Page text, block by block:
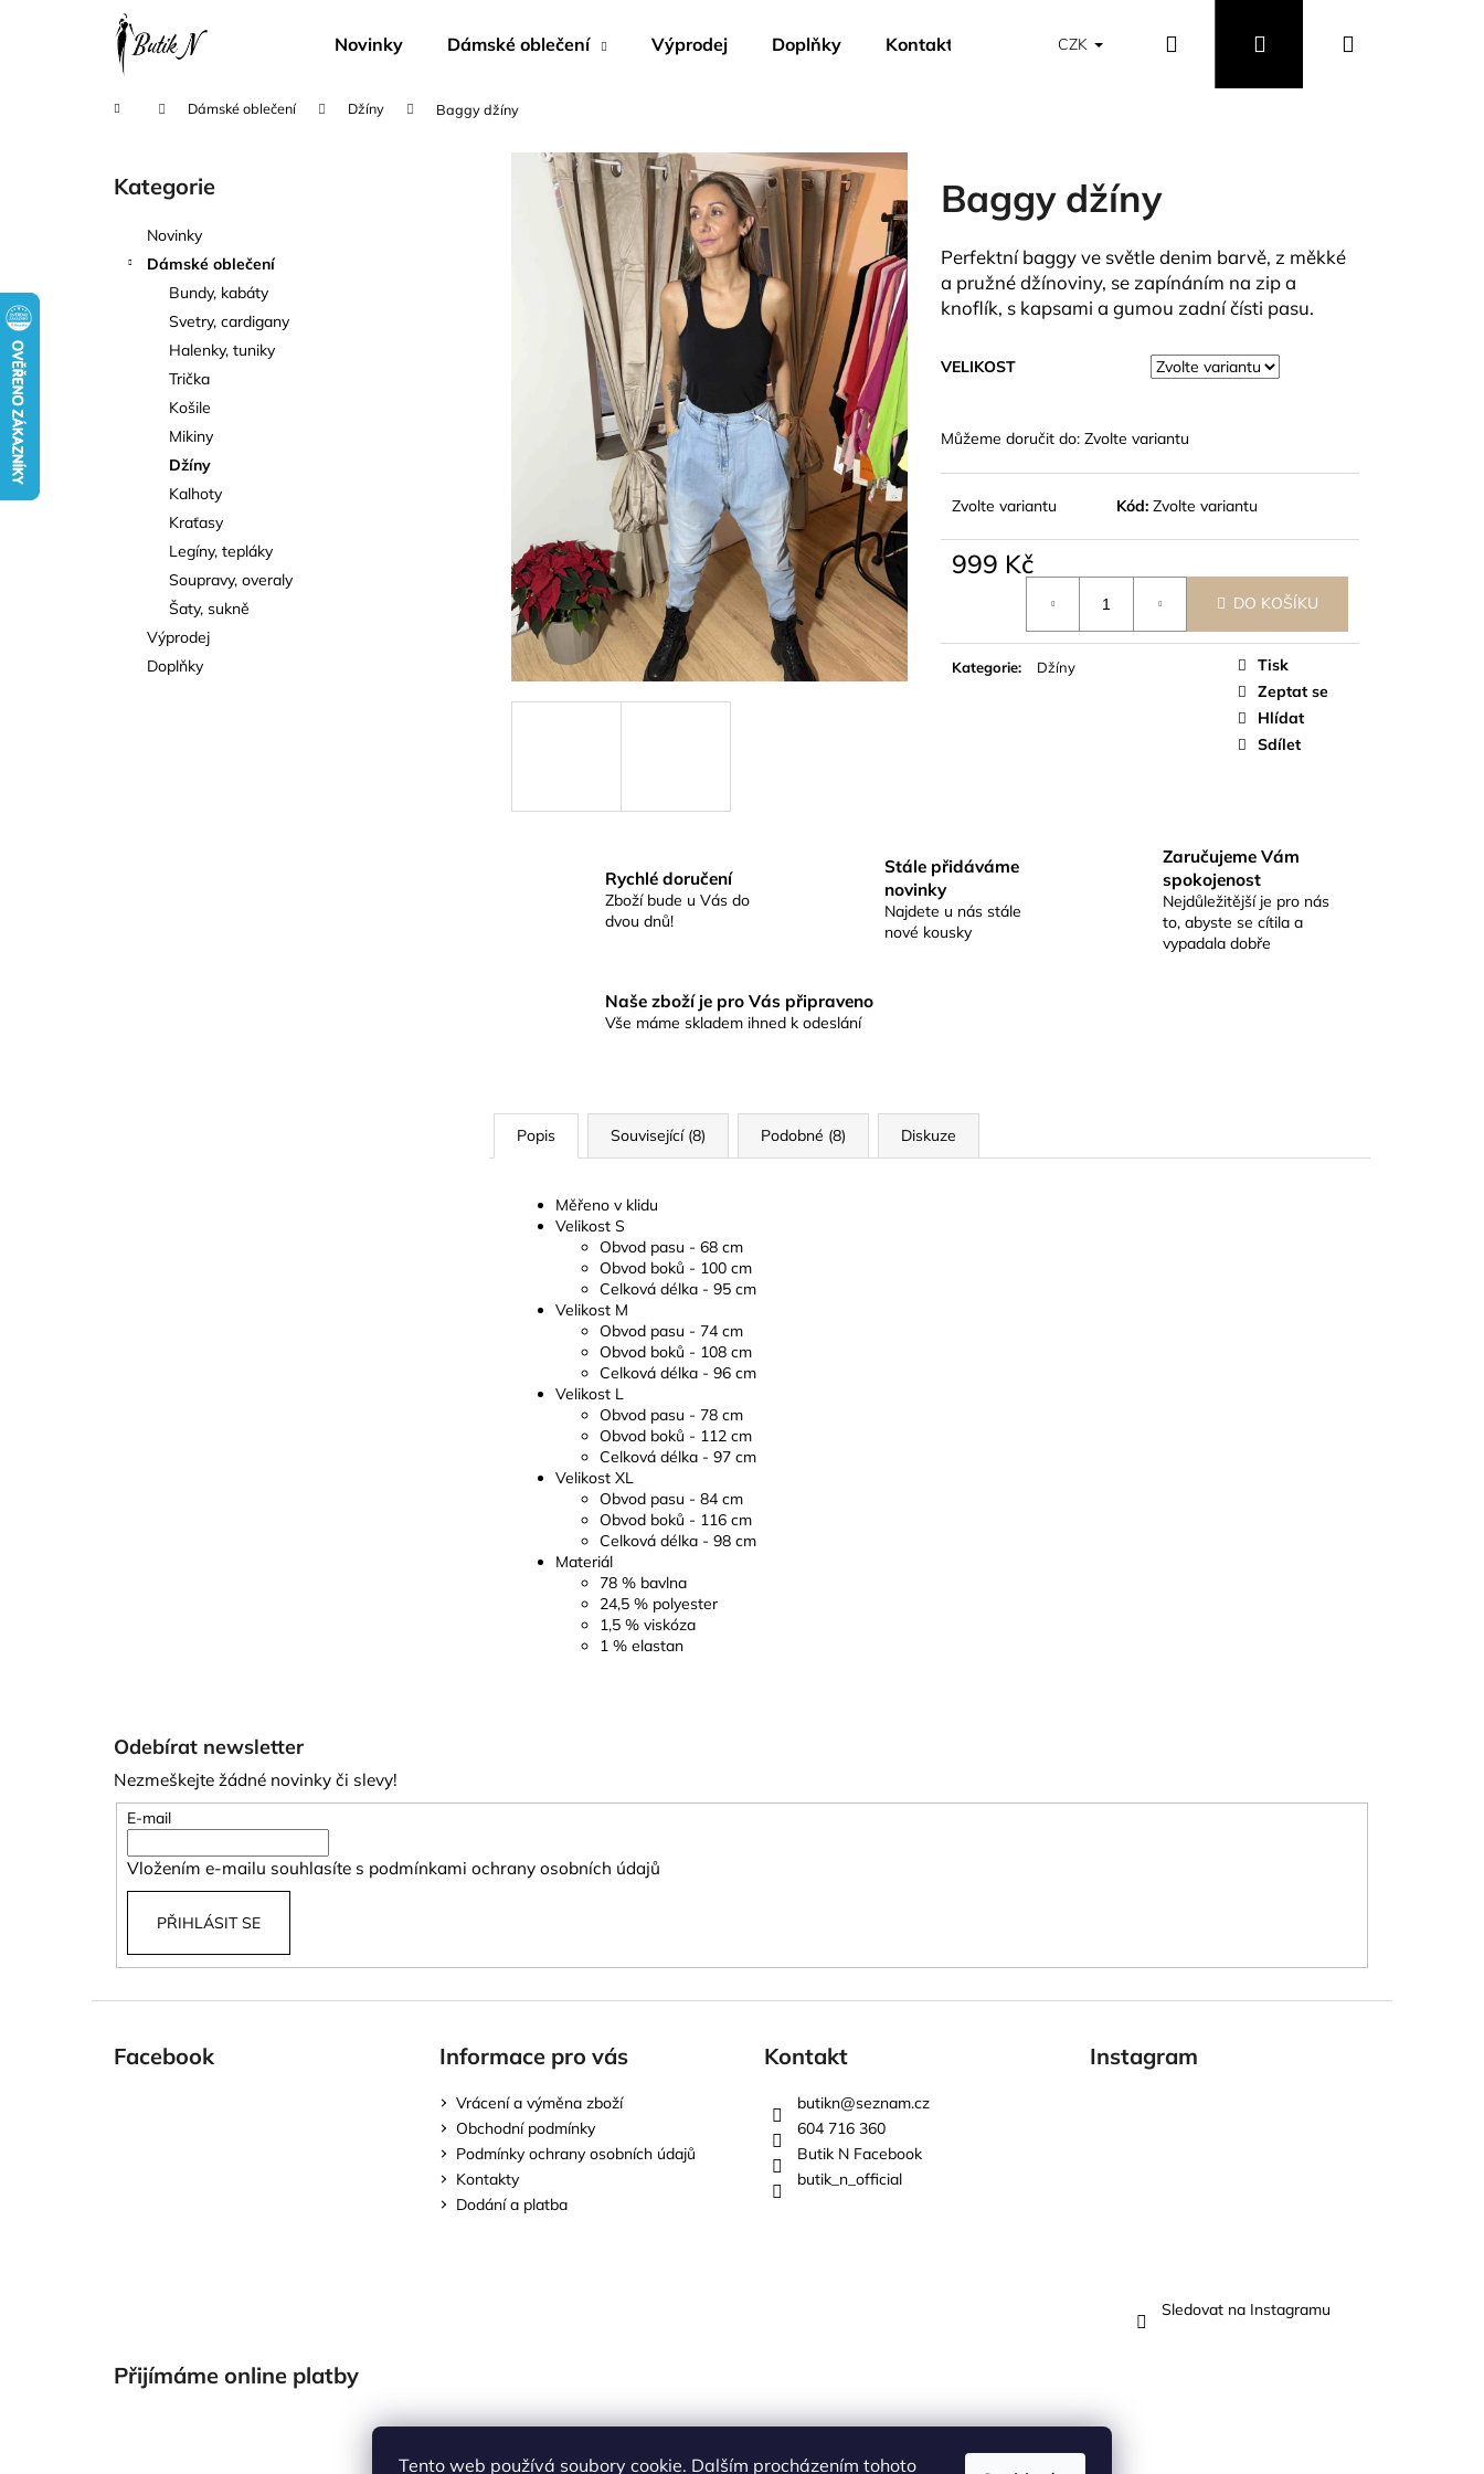
Tento web používá soubory cookie. Dalším procházením tohoto
Novinky Dámské oblečení Výprodej Doplňky Kontakty Obchodní podmínky Vrácení a výměna zboží
CZK Hledat PřihlášeníNákupní
Domů Dámské oblečení Džíny Baggy džíny
Přeskočit
kategorie
Kategorie
Novinky
Dámské oblečení
Bundy, kabáty
Svetry, cardigany
Halenky, tuniky
Trička
Košile
Mikiny
Džíny
Kalhoty
Kraťasy
Legíny, tepláky
Soupravy, overaly
Šaty, sukně
Výprodej
Doplňky
Baggy džíny
Perfektní baggy ve světle denim barvě, z měkké
a pružné džínoviny, se zapínáním na zip a
knoflík, s kapsami a gumou zadní čísti pasu.
VELIKOST
Můžeme doručit do: Zvolte variantu
Zvolte variantu Kód: Zvolte variantu
999 Kč
DO KOŠÍKU
Kategorie: Džíny
Tisk
Zeptat se
Hlídat
Sdílet
Rychlé doručení
Zboží bude u Vás do
dvou dnů!
Stále přidáváme
novinky
Najdete u nás stále
nové kousky
Zaručujeme Vám
spokojenost
Nejdůležitější je pro nás
to, abyste se cítila a
vypadala dobře
Naše zboží je pro Vás připraveno
Vše máme skladem ihned k odeslání
Popis Související (8) Podobné (8) Diskuze
Měřeno v klidu
Velikost S
Obvod pasu - 68 cm
Obvod boků - 100 cm
Celková délka - 95 cm
Velikost M
Obvod pasu - 74 cm
Obvod boků - 108 cm
Celková délka - 96 cm
Velikost L
Obvod pasu - 78 cm
Obvod boků - 112 cm
Celková délka - 97 cm
Velikost XL
Obvod pasu - 84 cm
Obvod boků - 116 cm
Celková délka - 98 cm
Materiál
78 % bavlna
24,5 % polyester
1,5 % viskóza
1 % elastan
HLEDAT
Doporučujeme
Odebírat newsletter
Nezmeškejte žádné novinky či slevy!
E-mail
Vložením e-mailu souhlasíte s podmínkami ochrany osobních údajů
PŘIHLÁSIT SE
Facebook Informace pro vás
Vrácení a výměna zboží
Obchodní podmínky
Podmínky ochrany osobních údajů
Kontakty
Dodání a platba
Kontakt
butikn@seznam.cz
604 716 360
Butik N Facebook
butik_n_official
Instagram
Sledovat na Instagramu
Přijímáme online platby